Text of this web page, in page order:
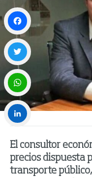
El consultor
precios dispuesta
transporte
Facebook
Twitter
WhatsApp